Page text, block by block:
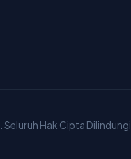
. Seluruh Hak Cipta Dilindungi.